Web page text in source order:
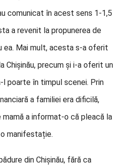
comunicat în acest sens 1-1,5
a revenit la propunerea de
ea. Mai mult, acesta s-a oferit
Chișinău, precum și i-a oferit un
l poarte în timpul scenei. Prin
a familiei era dificilă,
a informat-o că pleacă la
manifestație.
din Chișinău, fără ca